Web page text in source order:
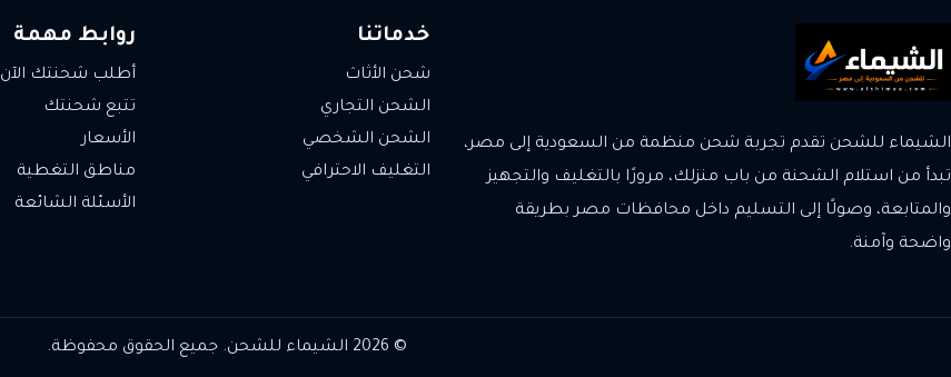
الشيماء للشحن تقدم تجربة شحن منظمة من السعودية إلى مصر،
تبدأ من استلام الشحنة من باب منزلك، مرورًا بالتغليف والتجهيز
والمتابعة، وصولًا إلى التسليم داخل محافظات مصر بطريقة
واضحة وآمنة.
خدماتنا
شحن الأثاث
الشحن التجاري
الشحن الشخصي
التغليف الاحترافي
روابط مهمة
أطلب شحنتك الآن
تتبع شحنتك
الأسعار
مناطق التغطية
الأسئلة الشائعة
© 2026 الشيماء للشحن. جميع الحقوق محفوظة.